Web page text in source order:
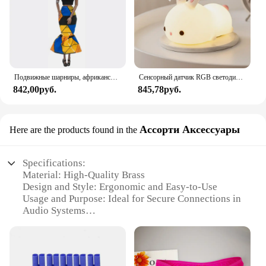
Подвижные шарниры, африканская черная кукла для американских кукол, аксессуары, тело Nudy с одеждой для Барби, игрушка для девочки, ролевая детская игрушка, подарок
842,00руб.
Сенсорный датчик RGB светодиодный ночник с кроликом, 16 цветов, USB перезаряжаемая силиконовая лампа в виде кролика для детей, детские игрушки, подарок на фестиваль
845,78руб.
Here are the products found in the Ассорти Аксессуары
Specifications:
Material: High-Quality Brass
Design and Style: Ergonomic and Easy-to-Use
Usage and Purpose: Ideal for Secure Connections in
Audio Systems
Compatibility: Universal Fit for Most Banana Jacks